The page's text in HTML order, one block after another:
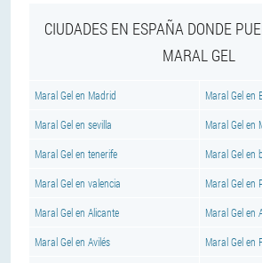
CIUDADES EN ESPAÑA DONDE
MARAL GEL
Maral Gel en Madrid Maral Gel en
Maral Gel en sevilla Maral Gel en
Maral Gel en tenerife Maral Gel en
Maral Gel en valencia Maral Gel en
Maral Gel en Alicante Maral Gel en
Maral Gel en Avilés Maral Gel en